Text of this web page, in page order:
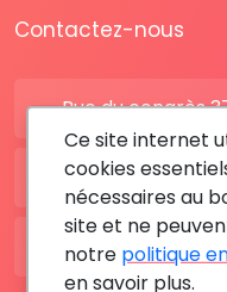
Contactez-nous
Rue du congrès
BE: +32 28080227
FR: +33 183642895
Ce site internet
cookies
nécessaires au
site et ne
notre politique
en savoir plus.